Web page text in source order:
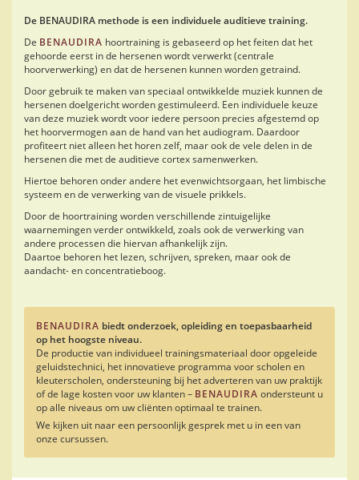
De BENAUDIRA methode is een individuele auditieve training.
De BENAUDIRA hoortraining is gebaseerd op het feiten dat het
gehoorde eerst in de hersenen wordt verwerkt (centrale
hoorverwerking) en dat de hersenen kunnen worden getraind.
Door gebruik te maken van speciaal ontwikkelde muziek kunnen de
hersenen doelgericht worden gestimuleerd. Een individuele keuze
van deze muziek wordt voor iedere persoon precies afgestemd op
het hoorvermogen aan de hand van het audiogram. Daardoor
profiteert niet alleen het horen zelf, maar ook de vele delen in de
hersenen die met de auditieve cortex samenwerken.
Hiertoe behoren onder andere het evenwichtsorgaan, het limbische
systeem en de verwerking van de visuele prikkels.
Door de hoortraining worden verschillende zintuigelijke
waarnemingen verder ontwikkeld, zoals ook de verwerking van
andere processen die hiervan afhankelijk zijn.
Daartoe behoren het lezen, schrijven, spreken, maar ook de
aandacht- en concentratieboog.
BENAUDIRA biedt onderzoek, opleiding en toepasbaarheid
op het hoogste niveau.
De productie van individueel trainingsmateriaal door opgeleide
geluidstechnici, het innovatieve programma voor scholen en
kleuterscholen, ondersteuning bij het adverteren van uw praktijk
of de lage kosten voor uw klanten – BENAUDIRA ondersteunt u
op alle niveaus om uwcliëntenoptimaal te trainen.
We kijken uit naar een persoonlijk gesprek met u in een van
onze cursussen.